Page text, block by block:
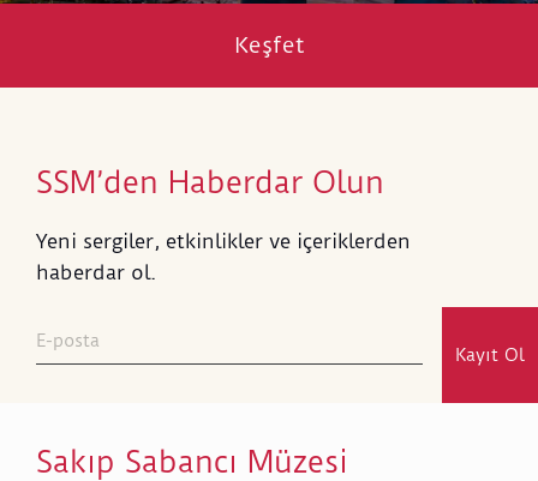
Keşfet
SSM’den Haberdar Olun
Yeni sergiler, etkinlikler ve içeriklerden
haberdar ol.
Kayıt Ol
Sakıp Sabancı Müzesi